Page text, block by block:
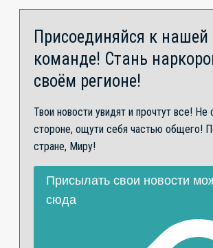
Присоединяйся к нашей
команде! Стань
своём регионе!
Твои новости увидят и прочтут все! Не
стороне, ощути себя частью общего!
стране, Миру!
Присылать свои новости
сюда